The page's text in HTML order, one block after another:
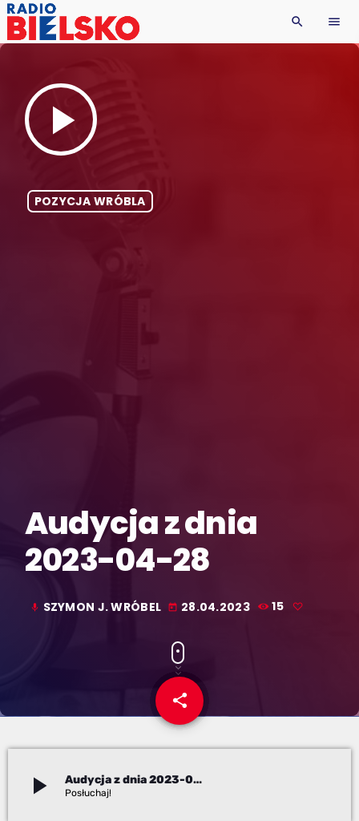
search menu
play_arrow
POZYCJA WRÓBLA
Audycja z dnia
2023-04-28
mic SZYMON J. WRÓBEL today 28.04.2023 15
share
email
play_arrow Audycja z dnia 2023-04-28